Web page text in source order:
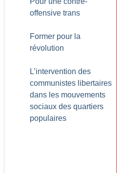
offensive trans
Former pour la
révolution
L’intervention des
communistes libertaires
dans les mouvements
sociaux des quartiers
populaires